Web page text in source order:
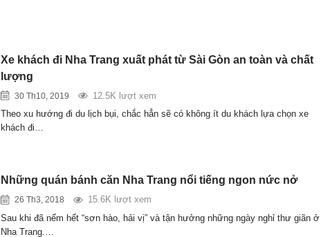
Xe khách đi Nha Trang xuất phát từ Sài Gòn an toàn và chất
lượng
30 Th10, 2019
12.5K lượt xem
Theo xu hướng đi du lịch bụi, chắc hẳn sẽ có không ít du khách lựa chọn xe
khách đi…
Những quán bánh căn Nha Trang nổi tiếng ngon nức nở
26 Th3, 2018
15.6K lượt xem
Sau khi đã nếm hết “sơn hào, hải vị” và tận hưởng những ngày nghỉ thư giãn ở
Nha Trang.…